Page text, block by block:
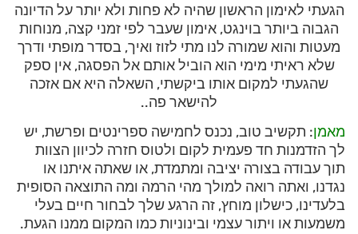
הגעתי לאימון הראשון שהיה לא פחות ולא יותר על הדיונה
הגבוה ביותר בוינגט, אימון שעבר לפי זמני קצה, מנוחות
מעטות והוא שמורה לנו מתי לזוז ואיך, בסדר מופתי ודרך
שלא ראיתי מימי הוא הוביל אותם אל הפסגה, אין ספק
שהגעתי למקום אותו ביקשתי, השאלה היא אם אזכה
להישאר פה..
מאמן: תקשיב טוב, נכנס לחמישה ספרינטים ופרשת, יש
לך הזדמנות חד פעמית לקום ולטוס חזרה לכיוון הצוות
תוך עבודה בצורה יציבה ומתמדת, או שאתה איתנו או
נגדנו, ואתה רואה למולך מהי הרמה ומה התוצאה הסופית
בלעדינו, כישלון מוחץ, זה הרגע שלך לבחור חיים בעלי
משמעות או ויתור עצמי ובינוניות כמו המקום ממנו הגעת.